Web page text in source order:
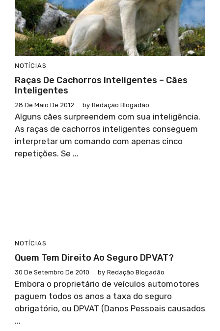
NOTÍCIAS
Raças De Cachorros Inteligentes – Cães
Inteligentes
28 De Maio De 2012 by Redação Blogadão
Alguns cães surpreendem com sua inteligência.
As raças de cachorros inteligentes conseguem
interpretar um comando com apenas cinco
repetições. Se ...
NOTÍCIAS
Quem Tem Direito Ao Seguro DPVAT?
30 De Setembro De 2010 by Redação Blogadão
Embora o proprietário de veículos automotores
paguem todos os anos a taxa do seguro
obrigatório, ou DPVAT (Danos Pessoais causados
...